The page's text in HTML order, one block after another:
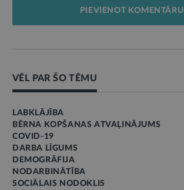
PIEVIENOT KOMENTĀRU
VĒL PAR ŠO TĒMU
LABKLĀJĪBA
BĒRNA KOPŠANAS ATVAĻINĀJUMS
COVID-19
DARBA LĪGUMS
DEMOGRĀFIJA
NODARBINĀTĪBA
SOCIĀLAIS NODOKLIS